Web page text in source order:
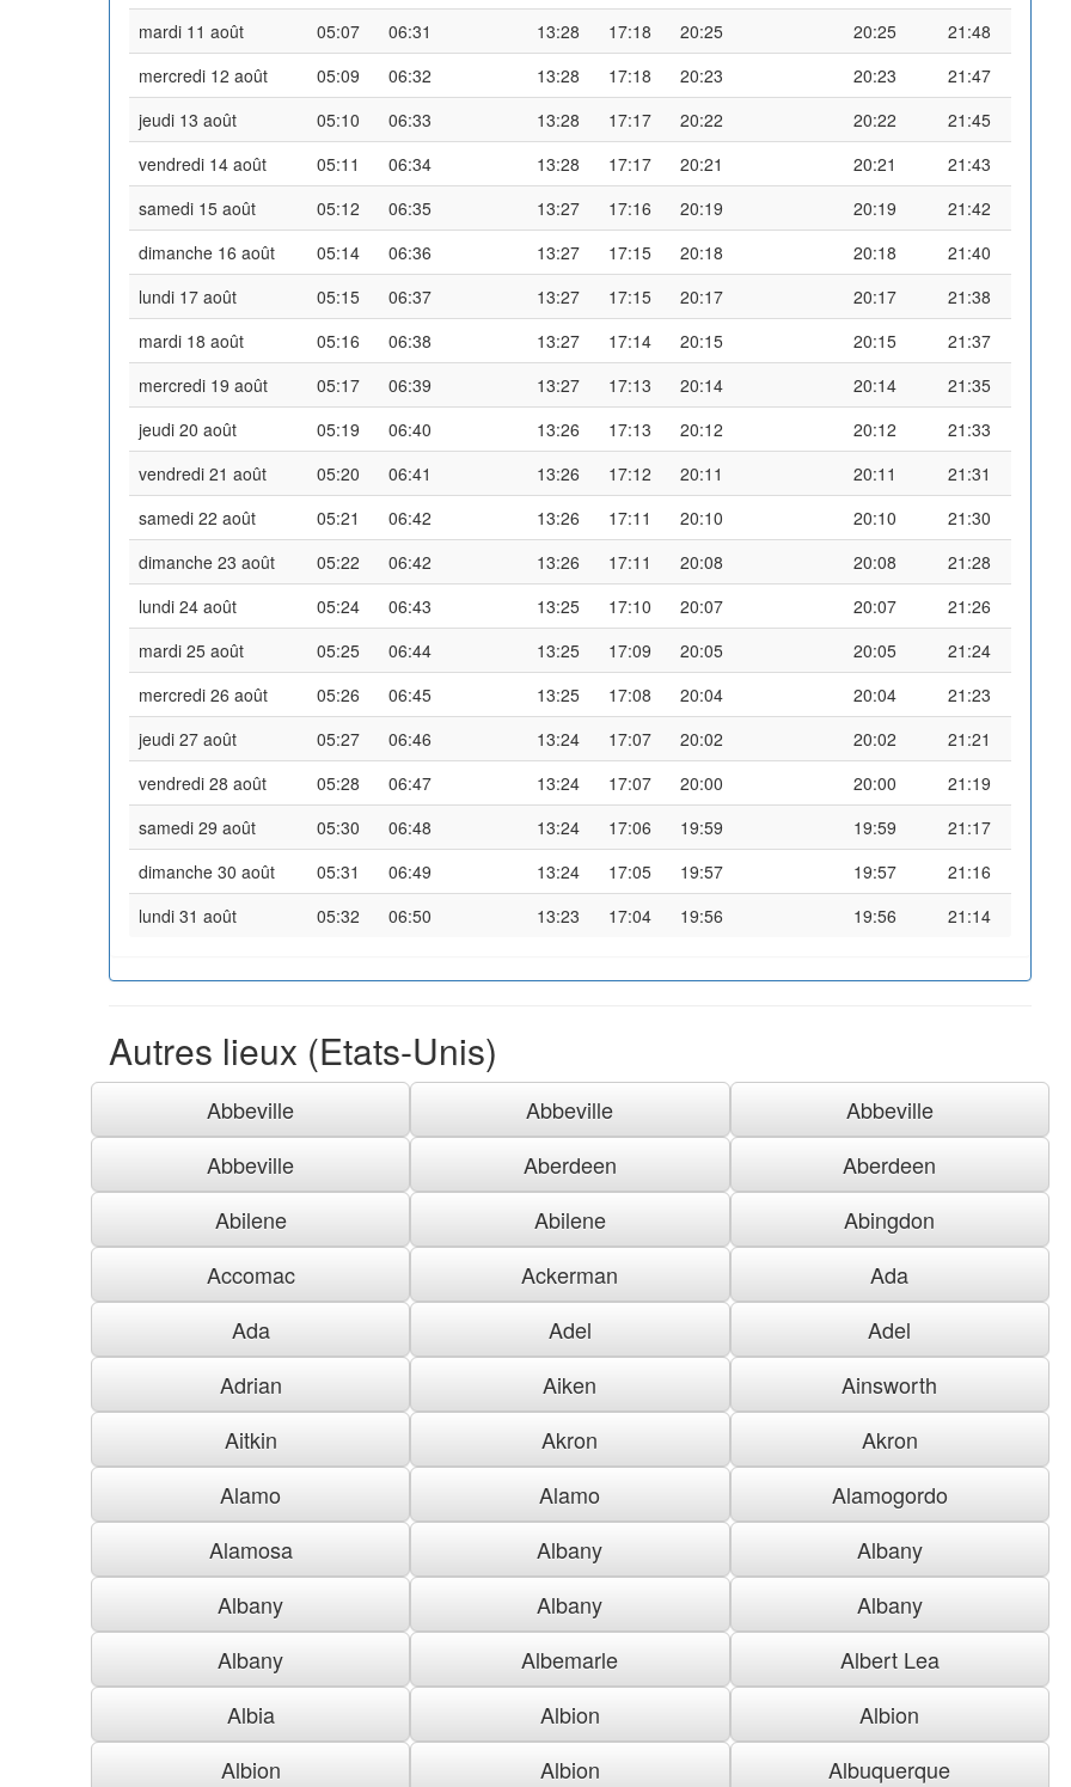
mardi 11 août
05:07 06:31 13:28 17:18 20:25 20:25
21:48
mercredi 12 août
05:09 06:32 13:28 17:18 20:23 20:23
21:47
jeudi 13 août
05:10 06:33 13:28 17:17 20:22 20:22
21:45
vendredi 14 août
05:11 06:34 13:28 17:17 20:21 20:21
21:43
samedi 15 août
05:12 06:35 13:27 17:16 20:19 20:19
21:42
dimanche 16 août
05:14 06:36 13:27 17:15 20:18 20:18
21:40
lundi 17 août
05:15 06:37 13:27 17:15 20:17 20:17
21:38
mardi 18 août
05:16 06:38 13:27 17:14 20:15 20:15
21:37
mercredi 19 août
05:17 06:39 13:27 17:13 20:14 20:14
21:35
jeudi 20 août
05:19 06:40 13:26 17:13 20:12 20:12
21:33
vendredi 21 août
05:20 06:41 13:26 17:12 20:11 20:11
21:31
samedi 22 août
05:21 06:42 13:26 17:11 20:10 20:10
21:30
dimanche 23 août
05:22 06:42 13:26 17:11 20:08 20:08
21:28
lundi 24 août
05:24 06:43 13:25 17:10 20:07 20:07
21:26
mardi 25 août
05:25 06:44 13:25 17:09 20:05 20:05
21:24
mercredi 26 août
05:26 06:45 13:25 17:08 20:04 20:04
21:23
jeudi 27 août
05:27 06:46 13:24 17:07 20:02 20:02
21:21
vendredi 28 août
05:28 06:47 13:24 17:07 20:00 20:00
21:19
samedi 29 août
05:30 06:48 13:24 17:06 19:59 19:59
21:17
dimanche 30 août
05:31 06:49 13:24 17:05 19:57 19:57
21:16
lundi 31 août
05:32 06:50 13:23 17:04 19:56 19:56 21:14
Autres lieux (Etats-Unis)
Abbeville Abbeville
Abbeville
Abbeville
Aberdeen
Aberdeen
Abilene
Abilene
Abingdon
Accomac
Ackerman
Ada
Ada
Adel
Adel
Adrian
Aiken
Ainsworth
Aitkin
Akron
Akron
Alamo
Alamo
Alamogordo
Alamosa
Albany
Albany
Albany
Albany
Albany
Albany
Albemarle
Albert Lea
Albia
Albion
Albion
Albion
Albion Albuquerque